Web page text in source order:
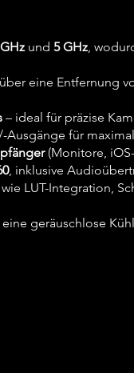
und 5 GHz,
eine Entfernung
– ideal für präzise
Ausgänge für
(Monitore,
, inklusive
LUT-Integration,
geräuschlose